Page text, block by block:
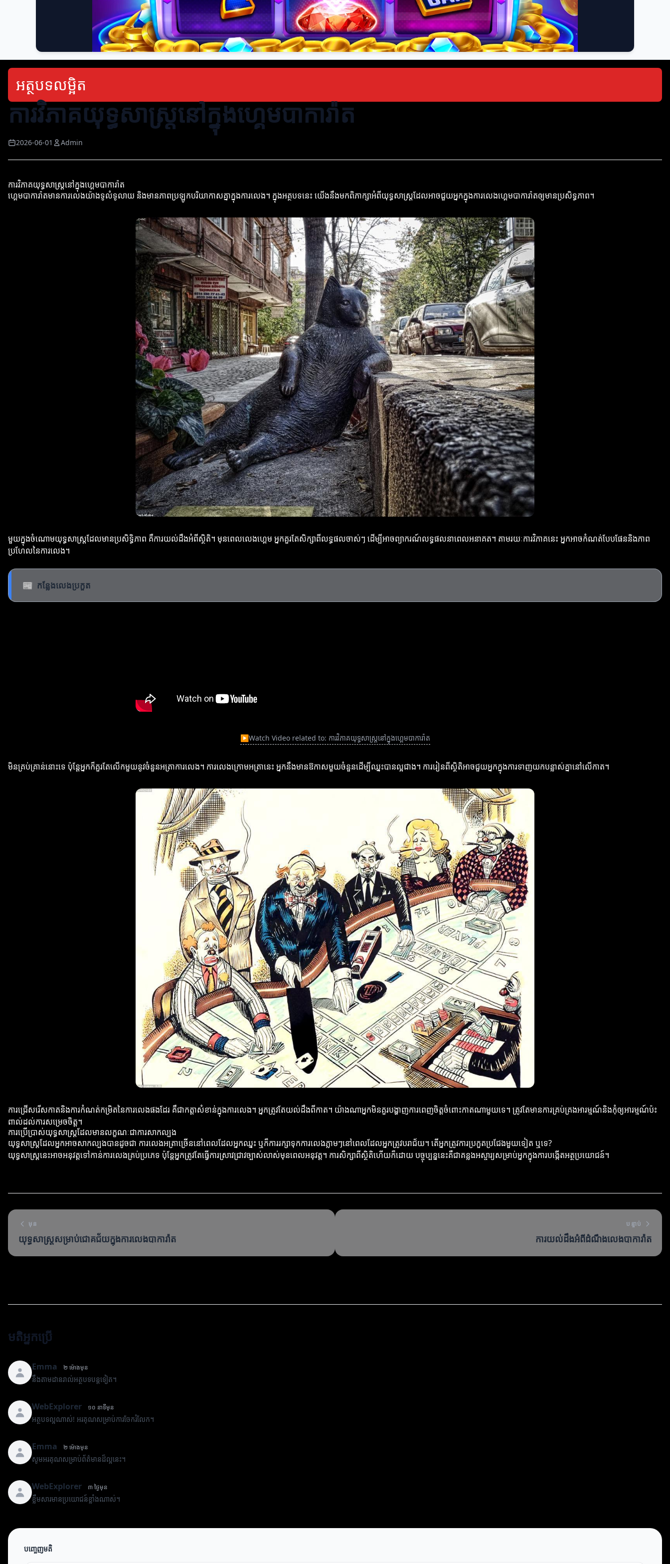
អត្ថបទលម្អិត
ការវិភាគយុទ្ធសាស្ត្រនៅក្នុងហ្គេមបាការ៉ាត
2026-06-01 Admin
ការវិភាគយុទ្ធសាស្ត្រនៅក្នុងហ្គេមបាការ៉ាត
ហ្គេមបាការ៉ាតមានការលេងយ៉ាងទូលំទូលាយ និងមានភាពប្រឡូកបរិយាកាសគ្នាក្នុងការលេង។ ក្នុងអត្ថបទនេះ យើងនឹងមកពិភាក្សាអំពីយុទ្ធសាស្ត្រដែលអាចជួយអ្នកក្នុងការលេងហ្គេមបាការ៉ាតឲ្យមានប្រសិទ្ធភាព។
មួយក្នុងចំណោមយុទ្ធសាស្ត្រដែលមានប្រសិទ្ធិភាព គឺការយល់ដឹងអំពីស្ថិតិ។ មុនពេលលេងហ្គេម អ្នកគួរតែសិក្សាពីលទ្ធផលចាស់ៗ ដើម្បីអាចព្យាករណ៍លទ្ធផលនាពេលអនាគត។ តាមរយៈការវិភាគនេះ អ្នកអាចកំណត់បែបផែននិងភាព
ប្រហែលនៃការលេង។
📰 កន្លែងលេងប្រកួត
▶Watch Video related to: ការវិភាគយុទ្ធសាស្ត្រនៅក្នុងហ្គេមបាការ៉ាត
មិនគ្រប់គ្រាន់នោះទេ ប៉ុន្តែអ្នកក៏គួរតែលើកមួយនូវចំនួនអត្រាការលេង។ ការលេងក្រោមអត្រានេះ អ្នកនឹងមានឱកាសមួយចំនួនដើម្បីឈ្នះបានល្អជាង។ ការរៀនពីស្ថិតិអាចជួយអ្នកក្នុងការទាញយកបន្លាស់គ្នានៅលើកាត។
ការជ្រើសរើសកាតនិងការកំណត់កម្រិតនៃការលេងផងដែរ គឺជាកត្តាសំខាន់ក្នុងការលេង។ អ្នកត្រូវតែយល់ដឹងពីកាត។ យ៉ាងណាអ្នកមិនគួរបង្ហាញការពេញចិត្តចំពោះកាតណាមួយទេ។ ត្រូវតែមានការគ្រប់គ្រងអារម្មណ៍និងកុំឲ្យអារម្មណ៍ប៉ះ
ពាល់ដល់ការសម្រេចចិត្ត។
ការប្រើប្រាស់យុទ្ធសាស្ត្រដែលមានលក្ខណៈជាការសាកល្បង
យុទ្ធសាស្ត្រដែលអ្នកអាចសាកល្បងបានដូចជា ការលេងអត្រាច្រើននៅពេលដែលអ្នកឈ្នះ ឬក៏ការរក្សាទុកការលេងភ្លាមៗនៅពេលដែលអ្នកត្រូវបរាជ័យ។ តើអ្នកត្រូវការប្រកួតប្រជែងមួយទៀត ឬទេ?
យុទ្ធសាស្ត្រនេះអាចអនុវត្តទៅកាន់ការលេងគ្រប់ប្រភេទ ប៉ុន្តែអ្នកត្រូវតែធ្វើការស្រាវជ្រាវច្បាស់លាស់មុនពេលអនុវត្ត។ ការសិក្សាពីស្ថិតិហើយក៏ដោយ បច្ចុប្បន្ននេះគឺជាគន្លងអស្ចារ្យសម្រាប់អ្នកក្នុងការបង្កើតអត្ថប្រយោជន៍។
មុន
យុទ្ធសាស្ត្រសម្រាប់ជោគជ័យក្នុងការលេងបាការ៉ាត
បន្ទាប់
ការយល់ដឹងអំពីដំណឹងលេងបាការ៉ាត
មតិអ្នកប្រើ
Emma ២ ម៉ោងមុន
នឹងតាមដានរាល់អត្ថបទបន្តទៀត។
WebExplorer ១០ នាទីមុន
អត្ថបទល្អណាស់! អរគុណសម្រាប់ការចែករំលែក។
Emma ២ ម៉ោងមុន
សូមអរគុណសម្រាប់ព័ត៌មានដ៏ល្អនេះ។
WebExplorer ៣ ថ្ងៃមុន
ខ្លឹមសារមានប្រយោជន៍ខ្លាំងណាស់។
បញ្ចេញមតិ